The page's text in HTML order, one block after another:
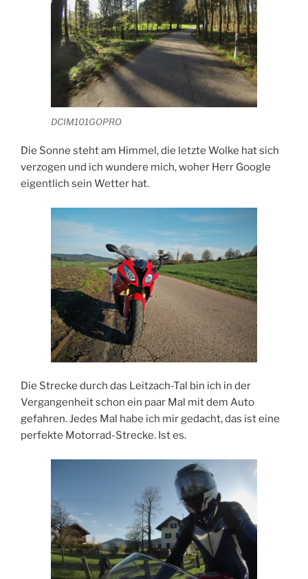
DCIM101GOPRO
Die Sonne steht am Himmel, die letzte Wolke hat sich
verzogen und ich wundere mich, woher Herr Google
eigentlich sein Wetter hat.
Die Strecke durch das Leitzach-Tal bin ich in der
Vergangenheit schon ein paar Mal mit dem Auto
gefahren. Jedes Mal habe ich mir gedacht, das ist eine
perfekte Motorrad-Strecke. Ist es.